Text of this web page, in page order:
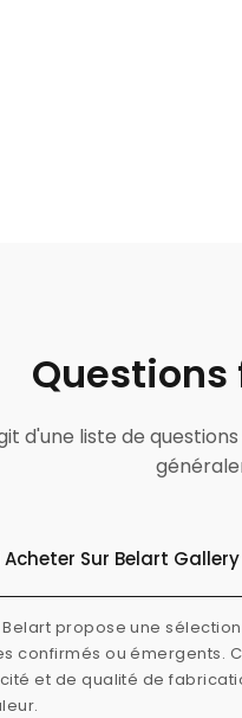
d'une liste de
Sur Belart Gallery
Belart propose une
confirmés ou émergents.
et de qualité de